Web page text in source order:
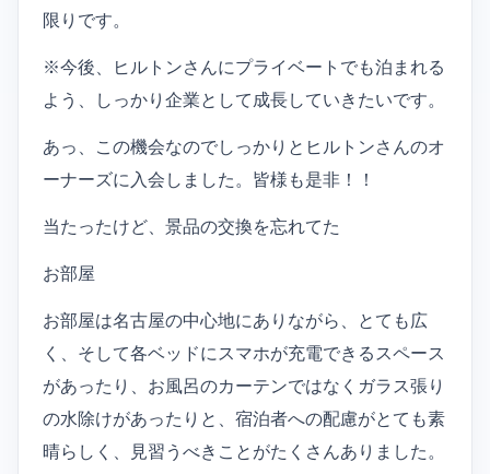
限りです。
※今後、ヒルトンさんにプライベートでも泊まれる
よう、しっかり企業として成長していきたいです。
あっ、この機会なのでしっかりとヒルトンさんのオ
ーナーズに入会しました。皆様も是非！！
当たったけど、景品の交換を忘れてた
お部屋
お部屋は名古屋の中心地にありながら、とても広
く、そして各ベッドにスマホが充電できるスペース
があったり、お風呂のカーテンではなくガラス張り
の水除けがあったりと、宿泊者への配慮がとても素
晴らしく、見習うべきことがたくさんありました。